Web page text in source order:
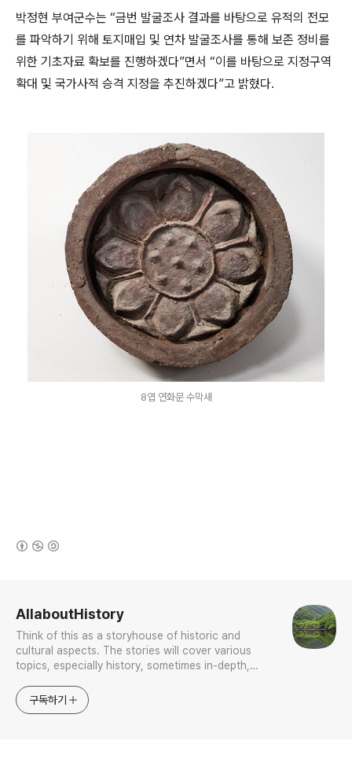
박정현 부여군수는 “금번 발굴조사 결과를 바탕으로 유적의 전모
를 파악하기 위해 토지매입 및 연차 발굴조사를 통해 보존 정비를
위한 기초자료 확보를 진행하겠다”면서 “이를 바탕으로 지정구역
확대 및 국가사적 승격 지정을 추진하겠다”고 밝혔다.
8엽 연화문 수막새
AllaboutHistory
Think of this as a storyhouse of historic and
cultural aspects. The stories will cover various
topics, especially history, sometimes in-depth,
approach will be to resist any common sense or
generalized viewpoint
구독하기